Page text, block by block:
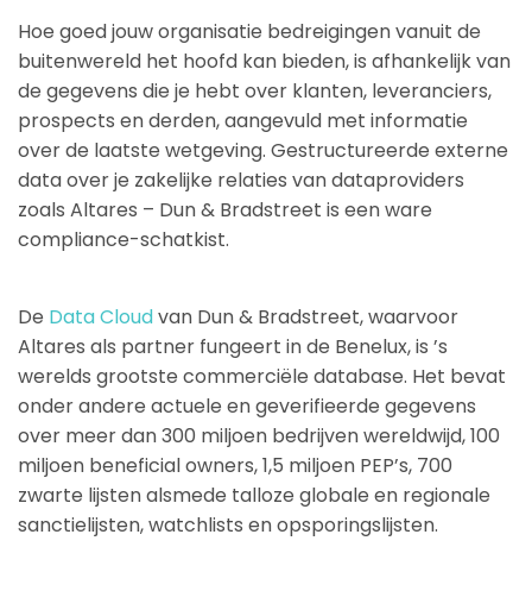
Hoe goed jouw organisatie bedreigingen vanuit de
buitenwereld het hoofd kan bieden, is afhankelijk van
de gegevens die je hebt over klanten, leveranciers,
prospects en derden, aangevuld met informatie
over de laatste wetgeving. Gestructureerde externe
data over je zakelijke relaties van dataproviders
zoals Altares – Dun & Bradstreet is een ware
compliance-schatkist.
De Data Cloudvan Dun & Bradstreet, waarvoor
Altares als partner fungeert in de Benelux, is ’s
werelds grootste commerciële database. Het bevat
onder andere actuele en geverifieerde gegevens
over meer dan 300 miljoen bedrijven wereldwijd, 100
miljoen beneficial owners, 1,5 miljoen PEP’s, 700
zwarte lijsten alsmede talloze globale en regionale
sanctielijsten, watchlists en opsporingslijsten.